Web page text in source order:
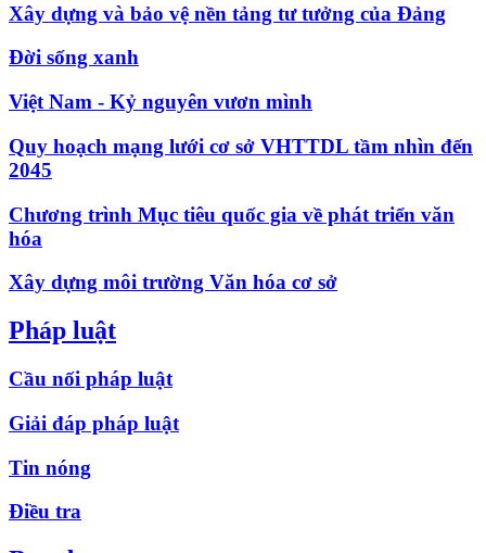
Xây dựng và bảo vệ nền tảng tư tưởng của Đảng
Đời sống xanh
Việt Nam - Kỷ nguyên vươn mình
Quy hoạch mạng lưới cơ sở VHTTDL tầm nhìn đến
2045
Chương trình Mục tiêu quốc gia về phát triển văn
hóa
Xây dựng môi trường Văn hóa cơ sở
Pháp luật
Cầu nối pháp luật
Giải đáp pháp luật
Tin nóng
Điều tra